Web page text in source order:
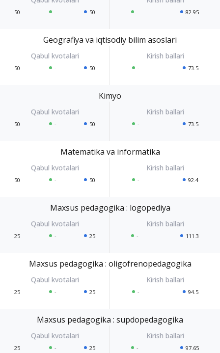
50 - 50 - 82.95
Geografiya va iqtisodiy bilim asoslari
50 - 50 - 73.5
Kimyo
50 - 50 - 73.5
Matematika va informatika
50 - 50 - 92.4
Maxsus pedagogika : logopediya
25 - 25 - 111.3
Maxsus pedagogika : oligofrenopedagogika
25 - 25 - 94.5
Maxsus pedagogika : supdopedagogika
25 - 25 - 97.65